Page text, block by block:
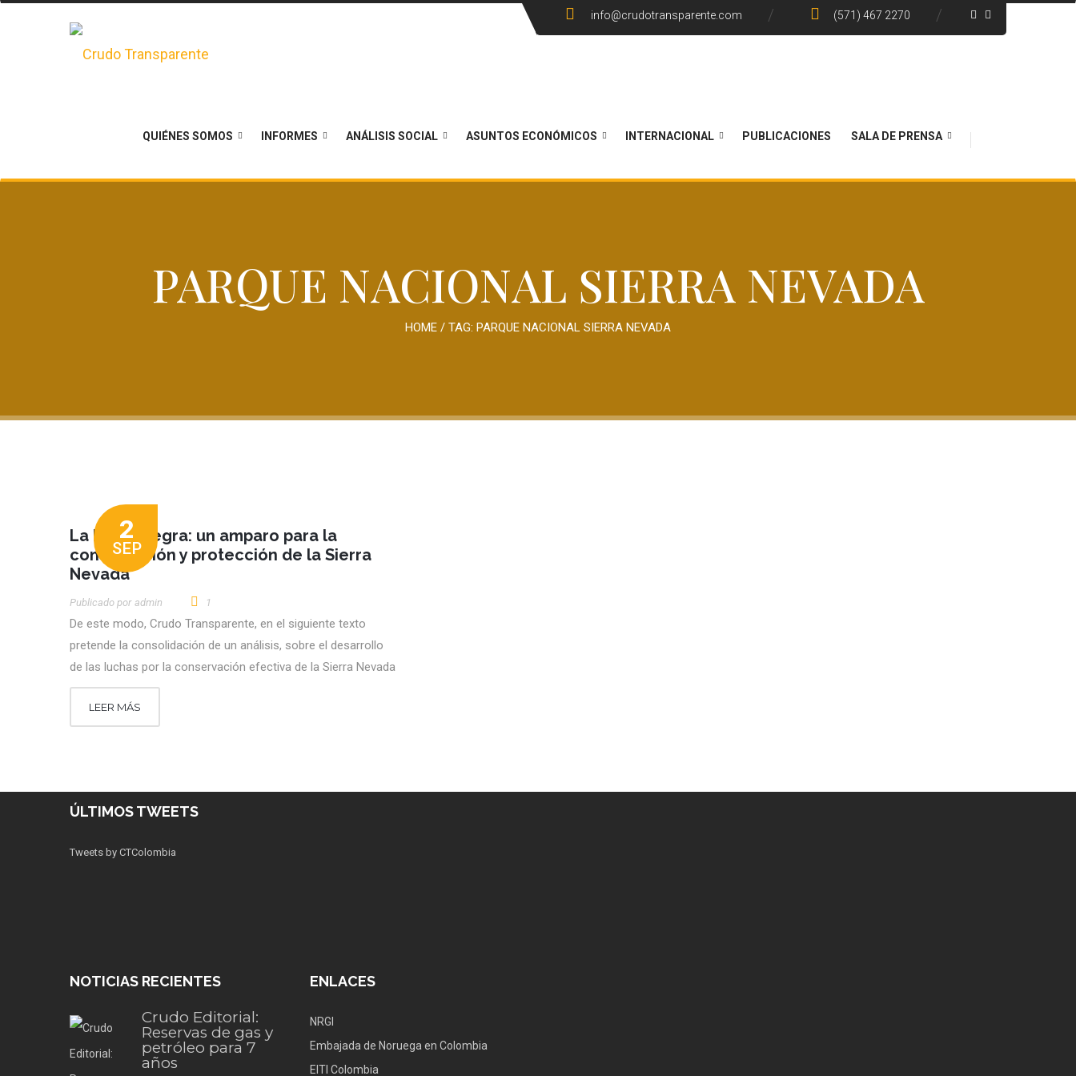
info@crudotransparente.com (571) 467 2270
QUIÉNES SOMOS INFORMES ANÁLISIS SOCIAL ASUNTOS ECONÓMICOS INTERNACIONAL PUBLICACIONES SALA DE PRENSA
PARQUE NACIONAL SIERRA NEVADA
HOME / TAG: PARQUE NACIONAL SIERRA NEVADA
2
SEP
La Línea Negra: un amparo para la
conservación y protección de la Sierra
Nevada
Publicado por Admin 1
De este modo, Crudo Transparente, en el siguiente texto
pretende la consolidación de un análisis, sobre el desarrollo
de las luchas por la conservación efectiva de la Sierra Nevada
LEER MÁS
ÚLTIMOS TWEETS
Tweets by CTColombia
NOTICIAS RECIENTES
Crudo Editorial:
Reservas de gas y
petróleo para 7
años
ENLACES
NRGI
Embajada de Noruega en Colombia
EITI Colombia